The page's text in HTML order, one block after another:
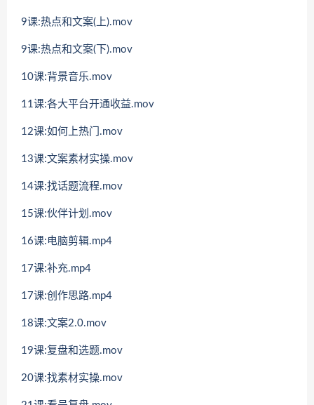
9课:热点和文案(上).mov
9课:热点和文案(下).mov
10课:背景音乐.mov
11课:各大平台开通收益.mov
12课:如何上热门.mov
13课:文案素材实操.mov
14课:找话题流程.mov
15课:伙伴计划.mov
16课:电脑剪辑.mp4
17课:补充.mp4
17课:创作思路.mp4
18课:文案2.0.mov
19课:复盘和选题.mov
20课:找素材实操.mov